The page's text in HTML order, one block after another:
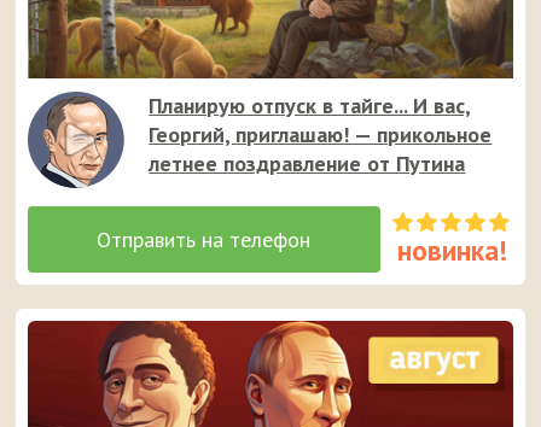
Планирую отпуск в тайге... И вас,
Георгий, приглашаю! — прикольное
летнее поздравление от Путина